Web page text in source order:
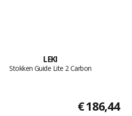
LEKI
Stokken Guide Lite 2 Carbon
€ 186,44